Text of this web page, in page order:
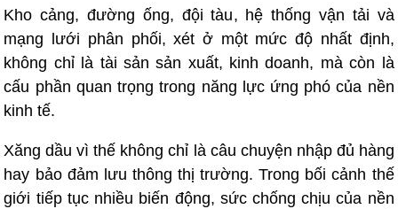
Kho cảng, đường ống, đội tàu, hệ thống vận tải và
mạng lưới phân phối, xét ở một mức độ nhất định,
không chỉ là tài sản sản xuất, kinh doanh, mà còn là
cấu phần quan trọng trong năng lực ứng phó của nền
kinh tế.
Xăng dầu vì thế không chỉ là câu chuyện nhập đủ hàng
hay bảo đảm lưu thông thị trường. Trong bối cảnh thế
giới tiếp tục nhiều biến động, sức chống chịu của nền